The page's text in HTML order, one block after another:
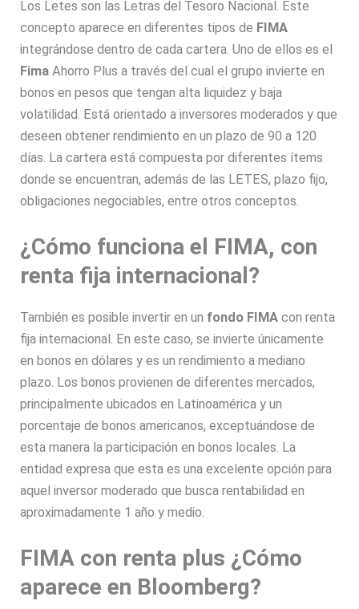
Los Letes son las Letras del Tesoro Nacional. Este
concepto aparece en diferentes tipos de FIMA
integrándose dentro de cada cartera. Uno de ellos es el
Fima Ahorro Plus a través del cual el grupo invierte en
bonos en pesos que tengan alta liquidez y baja
volatilidad. Está orientado a inversores moderados y que
deseen obtener rendimiento en un plazo de 90 a 120
días. La cartera está compuesta por diferentes ítems
donde se encuentran, además de las LETES, plazo fijo,
obligaciones negociables, entre otros conceptos.
¿Cómo funciona el FIMA, con
renta fija internacional?
También es posible invertir en un fondo FIMA con renta
fija internacional. En este caso, se invierte únicamente
en bonos en dólares y es un rendimiento a mediano
plazo. Los bonos provienen de diferentes mercados,
principalmente ubicados en Latinoamérica y un
porcentaje de bonos americanos, exceptuándose de
esta manera la participación en bonos locales. La
entidad expresa que esta es una excelente opción para
aquel inversor moderado que busca rentabilidad en
aproximadamente 1 año y medio.
FIMA con renta plus ¿Cómo
aparece en Bloomberg?